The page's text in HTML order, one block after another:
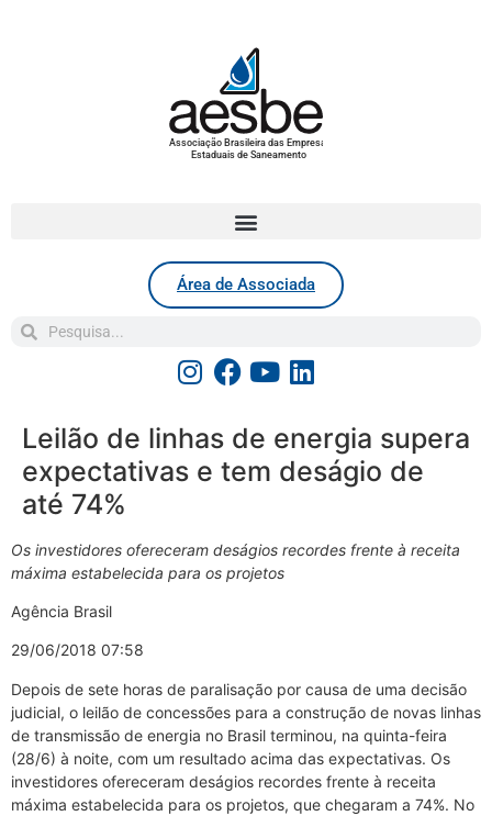
Associação Brasileira das Empresas
Estaduais de Saneamento
Área de Associada
Leilão de linhas de energia supera
expectativas e tem deságio de
até 74%
Os investidores ofereceram deságios recordes frente à receita
máxima estabelecida para os projetos
Agência Brasil
29/06/2018 07:58
Depois de sete horas de paralisação por causa de uma decisão
judicial, o leilão de concessões para a construção de novas linhas
de transmissão de energia no Brasil terminou, na quinta-feira
(28/6) à noite, com um resultado acima das expectativas. Os
investidores ofereceram deságios recordes frente à receita
máxima estabelecida para os projetos, que chegaram a 74%. No